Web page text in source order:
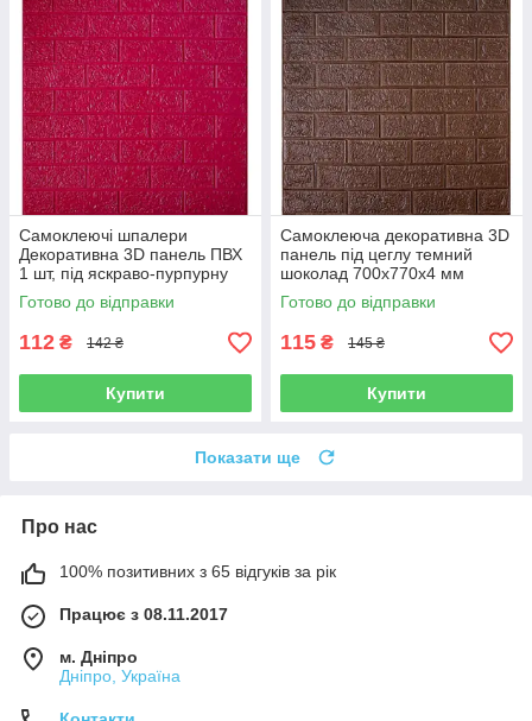
Самоклеючі шпалери
Декоративна 3D панель ПВХ
1 шт, під яскраво-пурпурну
рівну цеглу 700x770x4 мм
Готово до відправки
112 ₴ 142 ₴
Купити
Самоклеюча декоративна 3D
панель під цеглу темний
шоколад 700x770x4 мм
Готово до відправки
115 ₴ 145 ₴
Купити
Показати ще
Про нас
100% позитивних з 65 відгуків за рік
Працює з 08.11.2017
м. Дніпро
Дніпро, Україна